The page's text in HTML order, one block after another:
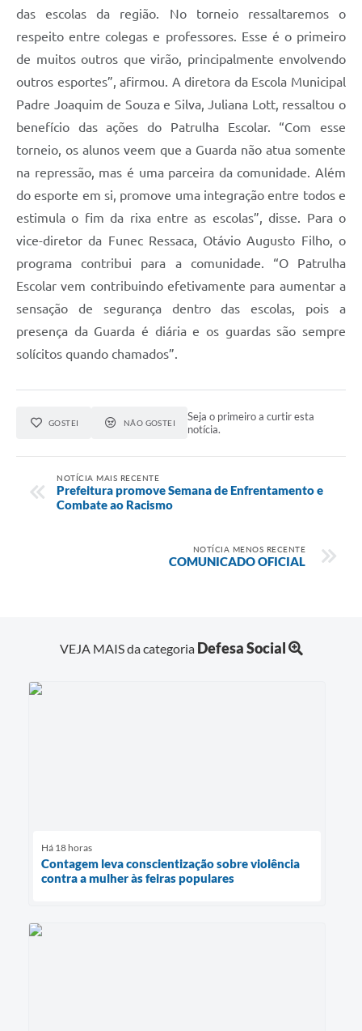
das escolas da região. No torneio ressaltaremos o
respeito entre colegas e professores. Esse é o primeiro
de muitos outros que virão, principalmente envolvendo
outros esportes”, afirmou. A diretora da Escola Municipal
Padre Joaquim de Souza e Silva, Juliana Lott, ressaltou o
benefício das ações do Patrulha Escolar. “Com esse
torneio, os alunos veem que a Guarda não atua somente
na repressão, mas é uma parceira da comunidade. Além
do esporte em si, promove uma integração entre todos e
estimula o fim da rixa entre as escolas”, disse. Para o
vice-diretor da Funec Ressaca, Otávio Augusto Filho, o
programa contribui para a comunidade. “O Patrulha
Escolar vem contribuindo efetivamente para aumentar a
sensação de segurança dentro das escolas, pois a
presença da Guarda é diária e os guardas são sempre
solícitos quando chamados”.
GOSTEI NÃO GOSTEI
Seja o primeiro a curtir esta
notícia.
NOTÍCIA MAIS RECENTE
Prefeitura promove Semana de Enfrentamento e
Combate ao Racismo
NOTÍCIA MENOS RECENTE
COMUNICADO OFICIAL
VEJA MAIS da categoria Defesa Social
Há 18 horas
Contagem leva conscientização sobre violência
contra a mulher às feiras populares